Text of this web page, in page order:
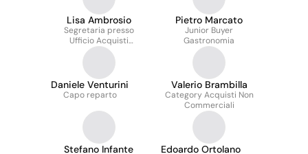
Lisa Ambrosio
Segretaria presso
Ufficio Acquisti
Drogheria
Pietro Marcato
Junior Buyer
Gastronomia
Daniele Venturini
Capo reparto
Valerio Brambilla
Category Acquisti Non
Commerciali
Stefano Infante Edoardo Ortolano